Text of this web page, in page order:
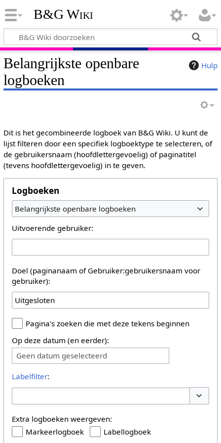
B&G Wiki
Hulp
Belangrijkste openbare
logboeken
Dit is het gecombineerde logboek van B&G Wiki. U kunt de
lijst filteren door een specifiek logboektype te selecteren, of
de gebruikersnaam (hoofdlettergevoelig) of paginatitel
(tevens hoofdlettergevoelig) in te geven.
Logboeken
Belangrijkste openbare logboeken
Uitvoerende gebruiker:
Doel (paginanaam of Gebruiker:gebruikersnaam voor
gebruiker):
Pagina's zoeken die met deze tekens beginnen
Op deze datum (en eerder):
Geen datum geselecteerd
Labelfilter:
Extra logboeken weergeven:
Markeerlogboek
Labellogboek